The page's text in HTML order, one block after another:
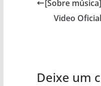
[Sobre
Video
Deixe um